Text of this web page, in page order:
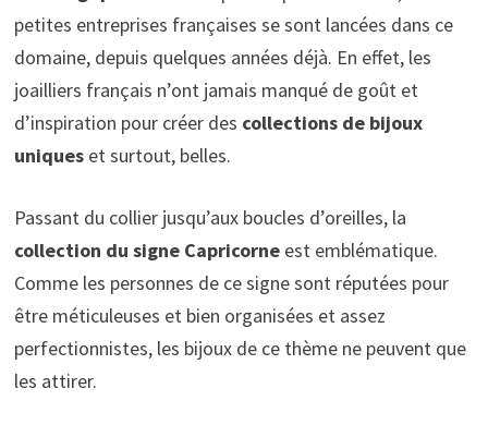
petites entreprises françaises se sont lancées dans ce
domaine, depuis quelques années déjà. En effet, les
joailliers français n’ont jamais manqué de goût et
d’inspiration pour créer des collections de bijoux
uniqueset surtout, belles.
Passant du collier jusqu’aux boucles d’oreilles, la
collection du signe Capricorneest emblématique.
Comme les personnes de ce signe sont réputées pour
être méticuleuses et bien organisées et assez
perfectionnistes, les bijoux de ce thème ne peuvent que
les attirer.